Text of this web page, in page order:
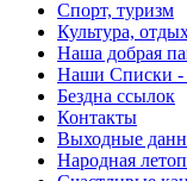
Спорт, туризм
Культура,
Наша добрая
Наши Списки
Бездна ссылок
Контакты
Выходные
Народная